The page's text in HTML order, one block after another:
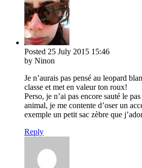
Posted 25 July 2015 15:46
by Ninon
Je n’aurais pas pensé au leopard
classe et met en valeur ton roux!
Perso, je n’ai pas encore sauté le
animal, je me contente d’oser un
exemple un petit sac zèbre que
Reply